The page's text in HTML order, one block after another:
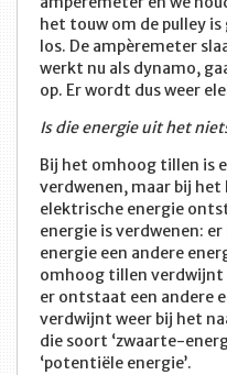
het touw om de pulley
los. De ampèremeter
werkt nu als dynamo,
op. Er wordt dus weer
Is die energie uit het
Bij het omhoog tillen is
verdwenen, maar bij het
elektrische energie
energie is verdwenen:
energie een andere
omhoog tillen verdwijnt
er ontstaat een andere
verdwijnt weer bij het
die soort ‘zwaarte-
‘potentiële energie’.